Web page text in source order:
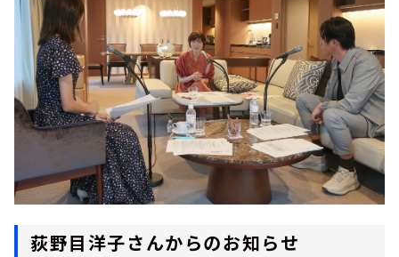
荻野目洋子さんからのお知らせ